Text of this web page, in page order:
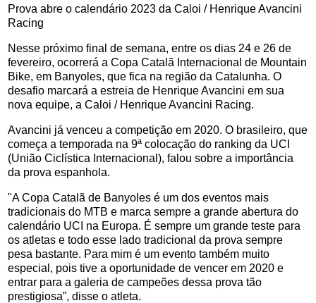
Prova abre o calendário 2023 da Caloi / Henrique Avancini
Racing
Nesse próximo final de semana, entre os dias 24 e 26 de
fevereiro, ocorrerá a Copa Catalã Internacional de Mountain
Bike, em Banyoles, que fica na região da Catalunha. O
desafio marcará a estreia de Henrique Avancini em sua
nova equipe, a Caloi / Henrique Avancini Racing.
Avancini já venceu a competição em 2020. O brasileiro, que
começa a temporada na 9ª colocação do ranking da UCI
(União Ciclística Internacional), falou sobre a importância
da prova espanhola.
"A Copa Catalã de Banyoles é um dos eventos mais
tradicionais do MTB e marca sempre a grande abertura do
calendário UCI na Europa. É sempre um grande teste para
os atletas e todo esse lado tradicional da prova sempre
pesa bastante. Para mim é um evento também muito
especial, pois tive a oportunidade de vencer em 2020 e
entrar para a galeria de campeões dessa prova tão
prestigiosa”, disse o atleta.